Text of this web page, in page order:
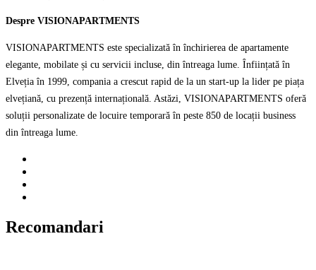
Despre VISIONAPARTMENTS
VISIONAPARTMENTS este specializată în închirierea de apartamente
elegante, mobilate și cu servicii incluse, din întreaga lume. Înființată în
Elveția în 1999, compania a crescut rapid de la un start-up la lider pe piața
elvețiană, cu prezență internațională. Astăzi, VISIONAPARTMENTS oferă
soluții personalizate de locuire temporară în peste 850 de locații business
din întreaga lume.
Recomandari